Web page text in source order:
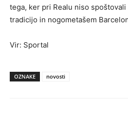
tega, ker pri Realu niso
tradicijo in nogometašem
Vir: Sportal
OZNAKE novosti